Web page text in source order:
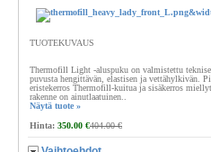
TUOTEKUVAUS
Thermofill Light -aluspuku on valmistettu
puvusta hengittävän, elastisen ja vettähylkivän.
eristekerros Thermofill-kuitua ja sisäkerros
rakenne on ainutlaatuinen..
Näytä tuote »
Hinta: 350.00 €404.00 €